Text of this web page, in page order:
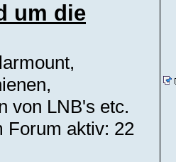
um die
von LNB's etc.
Forum aktiv: 22